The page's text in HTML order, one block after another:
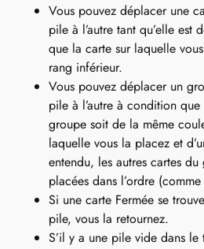
Vous pouvez déplacer une
pile à l’autre tant qu’elle est
que la carte sur laquelle
rang inférieur.
Vous pouvez déplacer un
pile à l’autre à condition
groupe soit de la même
laquelle vous la placez et
entendu, les autres cartes
placées dans l’ordre
Si une carte Fermée se
pile, vous la retournez.
S’il y a une pile vide dans